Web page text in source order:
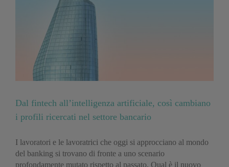
Dal fintech all’intelligenza artificiale, così cambiano
i profili ricercati nel settore bancario
I lavoratori e le lavoratrici che oggi si approcciano al mondo
del banking si trovano di fronte a uno scenario
profondamente mutato rispetto al passato. Qual è il nuovo